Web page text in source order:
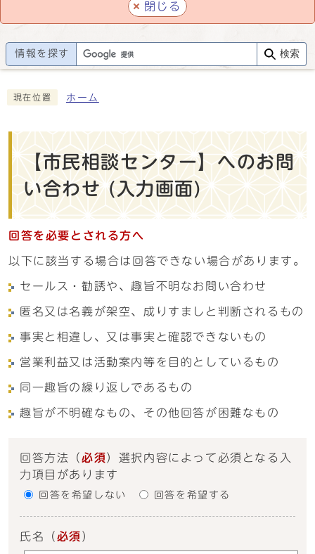
閉じる
情報を探す 検索
現在位置 ホーム
【市民相談センター】へのお問
い合わせ (入力画面)
回答を必要とされる方へ
以下に該当する場合は回答できない場合があります。
セールス・勧誘や、趣旨不明なお問い合わせ
匿名又は名義が架空、成りすましと判断されるもの
事実と相違し、又は事実と確認できないもの
営業利益又は活動案内等を目的としているもの
同一趣旨の繰り返しであるもの
趣旨が不明確なもの、その他回答が困難なもの
回答方法 （ 必須 ）選択内容によって必須となる入
力項目があります
回答を希望しない 回答を希望する
氏名 （ 必須 ）